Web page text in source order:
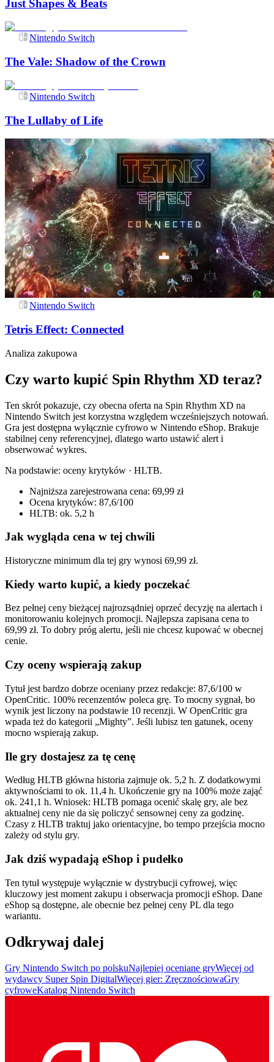
Just Shapes & Beats
Nintendo Switch
The Vale: Shadow of the Crown
Nintendo Switch
The Lullaby of Life
Nintendo Switch
Tetris Effect: Connected
Analiza zakupowa
Czy warto kupić Spin Rhythm XD teraz?
Ten skrót pokazuje, czy obecna oferta na Spin Rhythm XD na
Nintendo Switch jest korzystna względem wcześniejszych notowań.
Gra jest dostępna wyłącznie cyfrowo w Nintendo eShop. Brakuje
stabilnej ceny referencyjnej, dlatego warto ustawić alert i
obserwować wykres.
Na podstawie: oceny krytyków · HLTB.
Najniższa zarejestrowana cena: 69,99 zł
Ocena krytyków: 87,6/100
HLTB: ok. 5,2 h
Jak wygląda cena w tej chwili
Historyczne minimum dla tej gry wynosi 69,99 zł.
Kiedy warto kupić, a kiedy poczekać
Bez pełnej ceny bieżącej najrozsądniej oprzeć decyzję na alertach i
monitorowaniu kolejnych promocji. Najlepsza zapisana cena to
69,99 zł. To dobry próg alertu, jeśli nie chcesz kupować w obecnej
cenie.
Czy oceny wspierają zakup
Tytuł jest bardzo dobrze oceniany przez redakcje: 87,6/100 w
OpenCritic. 100% recenzentów poleca grę. To mocny sygnał, bo
wynik jest liczony na podstawie 10 recenzji. W OpenCritic gra
wpada też do kategorii „Mighty”. Jeśli lubisz ten gatunek, oceny
mocno wspierają zakup.
Ile gry dostajesz za tę cenę
Według HLTB główna historia zajmuje ok. 5,2 h. Z dodatkowymi
aktywnościami to ok. 11,4 h. Ukończenie gry na 100% może zająć
ok. 241,1 h. Wniosek: HLTB pomaga ocenić skalę gry, ale bez
aktualnej ceny nie da się policzyć sensownej ceny za godzinę.
Czasy z HLTB traktuj jako orientacyjne, bo tempo przejścia mocno
zależy od stylu gry.
Jak dziś wypadają eShop i pudełko
Ten tytuł występuje wyłącznie w dystrybucji cyfrowej, więc
kluczowy jest moment zakupu i obserwacja promocji eShop. Dane
eShop są dostępne, ale obecnie bez pełnej ceny PL dla tego
wariantu.
Odkrywaj dalej
Gry Nintendo Switch po polskuNajlepiej oceniane gryWięcej od
wydawcy Super Spin DigitalWięcej gier: ZręcznościowaGry
cyfroweKatalog Nintendo Switch